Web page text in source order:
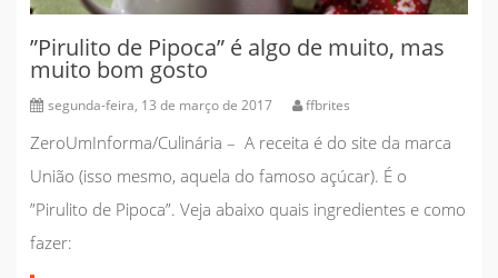
”Pirulito de Pipoca” é algo de muito, mas
muito bom gosto
segunda-feira, 13 de março de 2017 ffbrites
ZeroUmInforma/Culinária – A receita é do site da marca
União (isso mesmo, aquela do famoso açúcar). É o
”Pirulito de Pipoca”. Veja abaixo quais ingredientes e como
fazer: